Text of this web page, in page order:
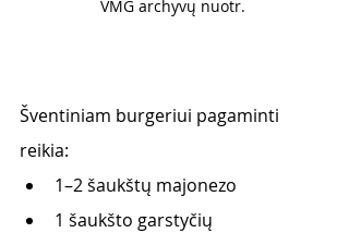
VMG archyvų nuotr.
Šventiniam burgeriui pagaminti
reikia:
1–2 šaukštų majonezo
1 šaukšto garstyčių